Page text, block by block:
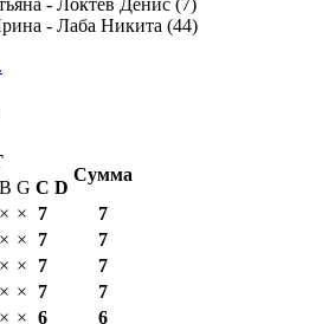
- Лаба Никита (44)
Сумма
B G С D
× × 7
7
× × 7
7
× × 7
7
× × 7
7
× × 6 6